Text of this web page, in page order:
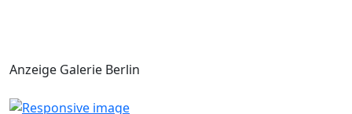
Anzeige Galerie Berlin